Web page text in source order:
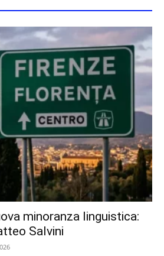
minoranza linguistica:
Salvini